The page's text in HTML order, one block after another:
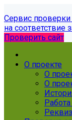
Сервис проверки
на соответствие
Проверить сайт
О проекте
О
О